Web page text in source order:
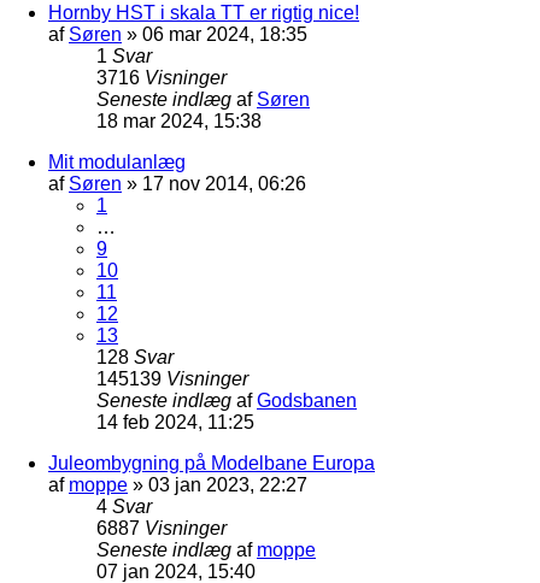
Hornby HST i skala TT er rigtig nice!
af Søren » 06 mar 2024, 18:35
1 Svar
3716 Visninger
Seneste indlæg af Søren
18 mar 2024, 15:38
Mit modulanlæg
af Søren » 17 nov 2014, 06:26
1
…
9
10
11
12
13
128 Svar
145139 Visninger
Seneste indlæg afGodsbanen
14 feb 2024, 11:25
Juleombygning på Modelbane Europa
af moppe » 03 jan 2023, 22:27
4 Svar
6887 Visninger
Seneste indlæg af moppe
07 jan 2024, 15:40